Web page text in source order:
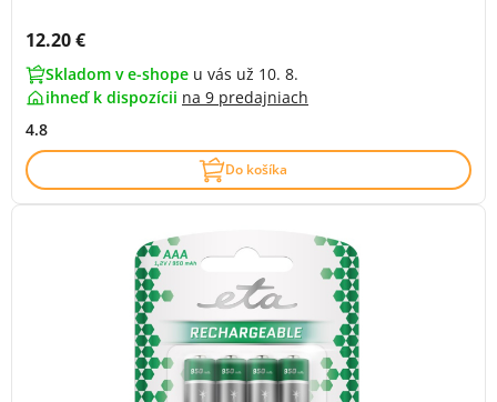
Cena s DPH:
12.20 €
Skladom v e-shope u vás už 10. 8.
ihneď k dispozícii na 9 predajniach
4.8
Do košíka